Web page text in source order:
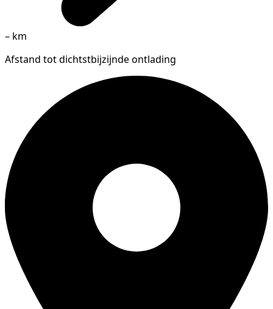
– km
Afstand tot dichtstbijzijnde ontlading